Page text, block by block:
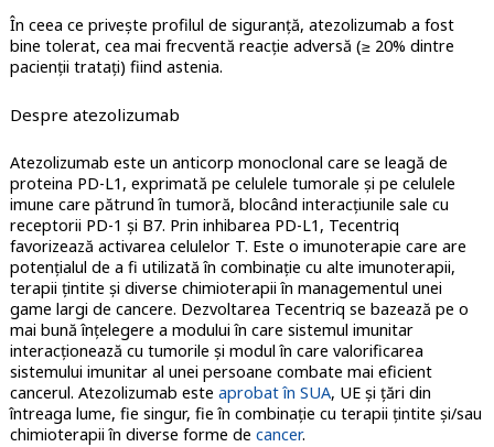
În ceea ce privește profilul de siguranță, atezolizumab a fost
bine tolerat, cea mai frecventă reacție adversă (≥ 20% dintre
pacienții tratați) fiind astenia.
Despre atezolizumab
Atezolizumab este un anticorp monoclonal care se leagă de
proteina PD-L1, exprimată pe celulele tumorale și pe celulele
imune care pătrund în tumoră, blocând interacțiunile sale cu
receptorii PD-1 și B7. Prin inhibarea PD-L1, Tecentriq
favorizează activarea celulelor T. Este o imunoterapie care are
potențialul de a fi utilizată în combinație cu alte imunoterapii,
terapii țintite și diverse chimioterapii în managementul unei
game largi de cancere. Dezvoltarea Tecentriq se bazează pe o
mai bună înțelegere a modului în care sistemul imunitar
interacționează cu tumorile și modul în care valorificarea
sistemului imunitar al unei persoane combate mai eficient
cancerul. Atezolizumab este aprobat în SUA, UE și țări din
întreaga lume, fie singur, fie în combinație cu terapii țintite și/sau
chimioterapii în diverse forme de cancer.